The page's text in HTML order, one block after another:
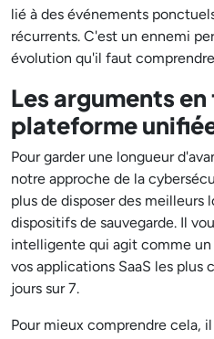
lié à des événements
récurrents. C'est un ennemi
évolution qu'il faut
Les arguments
plateforme
Pour garder une longueur
notre approche de la
plus de disposer des meilleurs
dispositifs de sauvegarde. Il
intelligente qui agit comme
vos applications SaaS les plus
jours sur 7.
Pour mieux comprendre cela,